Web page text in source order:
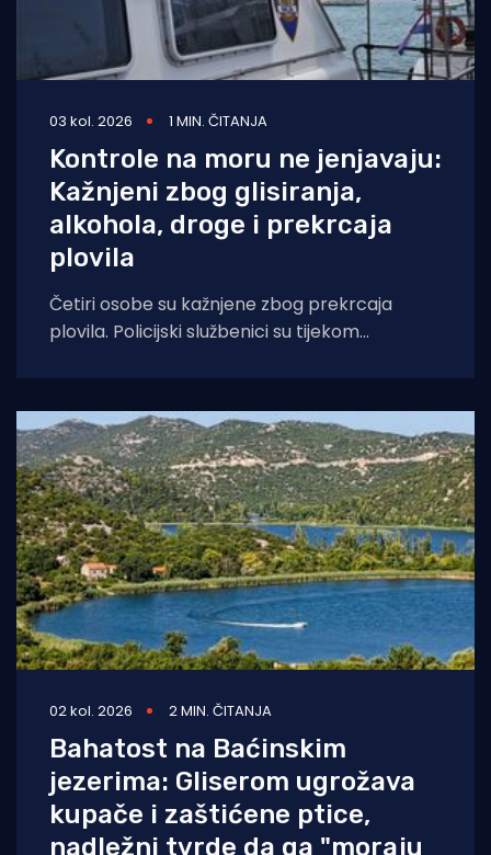
03 kol. 2026 1 MIN. ČITANJA
Kontrole na moru ne jenjavaju:
Kažnjeni zbog glisiranja,
alkohola, droge i prekrcaja
plovila
Četiri osobe su kažnjene zbog prekrcaja
plovila. Policijski službenici su tijekom
02 kol. 2026 2 MIN. ČITANJA
Bahatost na Baćinskim
jezerima: Gliserom ugrožava
kupače i zaštićene ptice,
nadležni tvrde da ga "moraju